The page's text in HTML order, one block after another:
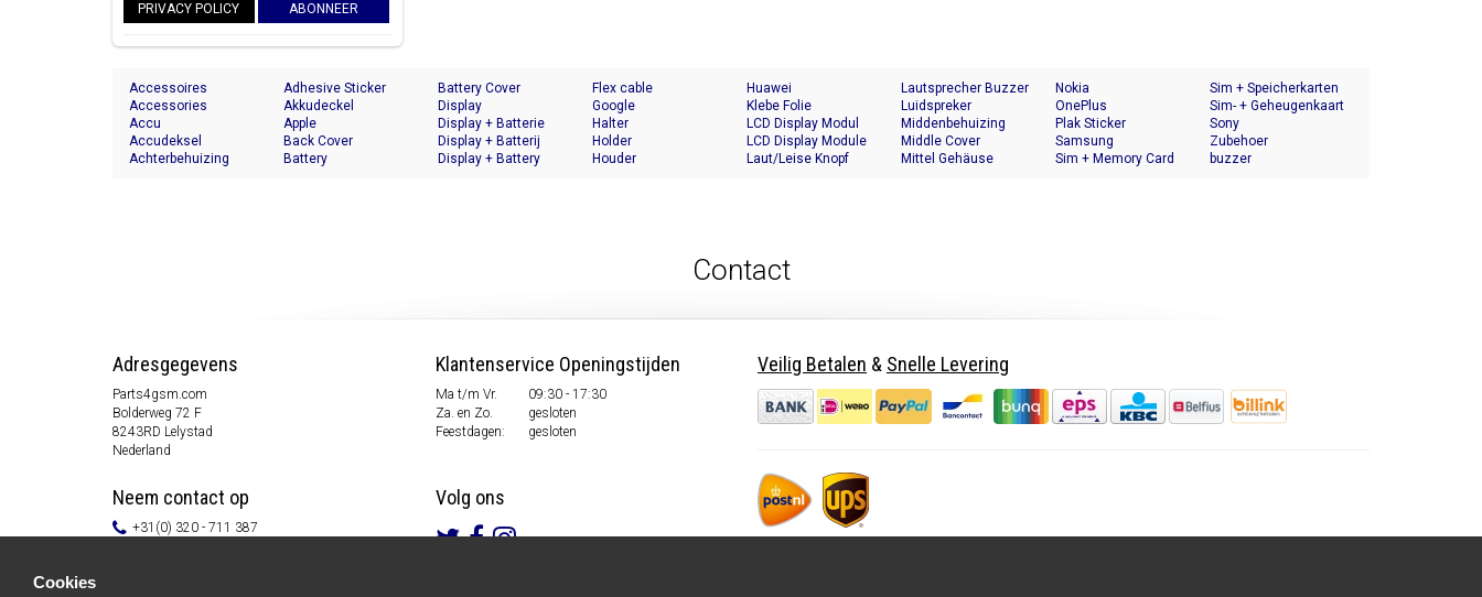
PRIVACY POLICY ABONNEER
Accessoires
Accessories
Accu
Accudeksel
Achterbehuizing
Adhesive Sticker
Akkudeckel
Apple
Back Cover
Battery
Battery Cover
Display
Display + Batterie
Display + Batterij
Display + Battery
Flex cable
Google
Halter
Holder
Houder
Huawei
Klebe Folie
LCD Display Modul
LCD Display Module
Laut/Leise Knopf
Lautsprecher Buzzer
Luidspreker
Middenbehuizing
Middle Cover
Mittel Gehäuse
Nokia
OnePlus
Plak Sticker
Samsung
Sim + Memory Card
Sim + Speicherkarten
Halter
Sim- + Geheugenkaart
Houder
Sony
Zubehoer
buzzer
Contact
Adresgegevens
Parts4gsm.com
Bolderweg 72 F
8243RD Lelystad
Nederland
Neem contact op
+31(0) 320 - 711 387
Klantenservice Openingstijden
Ma t/m Vr.
09:30 - 17:30
Za. en Zo.
gesloten
Feestdagen:
gesloten
Volg ons
Veilig Betalen & Snelle Levering
Cookies